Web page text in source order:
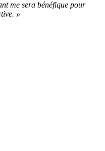
me sera bénéfique pour
»